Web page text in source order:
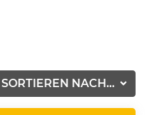
SORTIEREN NACH...